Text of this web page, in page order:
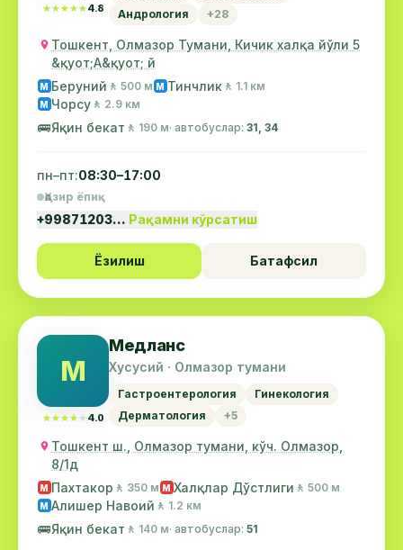
★★★★★
★★★★★ 4.8
Андрология
+28
Тошкент, Олмазор Тумани, Кичик халқа йўли 5
&қуот;А&қуот; й
М Беруний 🚶 500 м М Тинчлик 🚶 1.1 км
М Чорсу 🚶 2.9 км
🚌Яқин бекат 🚶 190 м· автобуслар: 31, 34
пн–пт:08:30–17:00
Ҳозир ёпиқ
+99871203… Рақамни кўрсатиш
Ёзилиш Батафсил
М
★★★★★
★★★★★ 4.0
Медланс
Хусусий · Олмазор тумани
Гастроентерология
Гинекология
Дерматология
+5
Тошкент ш., Олмазор тумани, кўч. Олмазор,
8/1д
М Пахтакор 🚶 350 м М Халқлар Дўстлиги 🚶 500 м
М Алишер Навоий 🚶 1.2 км
🚌Яқин бекат 🚶 140 м· автобуслар: 51